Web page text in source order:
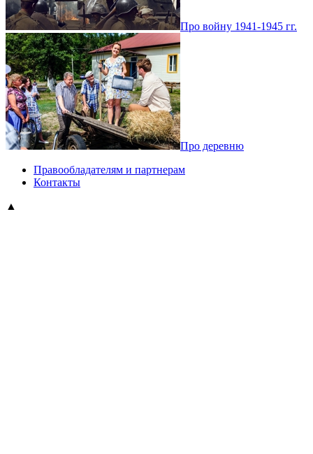
Про войну 1941-1945 гг.
Про деревню
Правообладателям и партнерам
Контакты
▲